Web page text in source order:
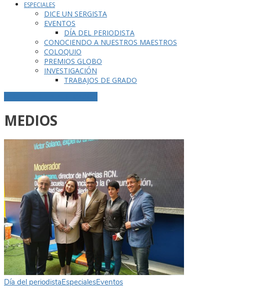
ESPECIALES
DICE UN SERGISTA
EVENTOS
DÍA DEL PERIODISTA
CONOCIENDO A NUESTROS MAESTROS
COLOQUIO
PREMIOS GLOBO
INVESTIGACIÓN
TRABAJOS DE GRADO
MEDIOS
Día del periodistaEspecialesEventos